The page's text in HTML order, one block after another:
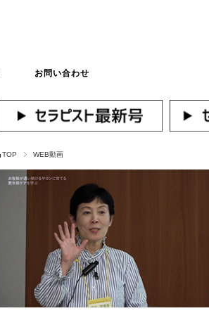
お問い合わせ
TOP WEB動画